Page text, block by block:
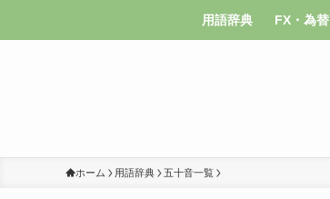
用語辞典 FX・為替
ホーム 用語辞典 五十音一覧